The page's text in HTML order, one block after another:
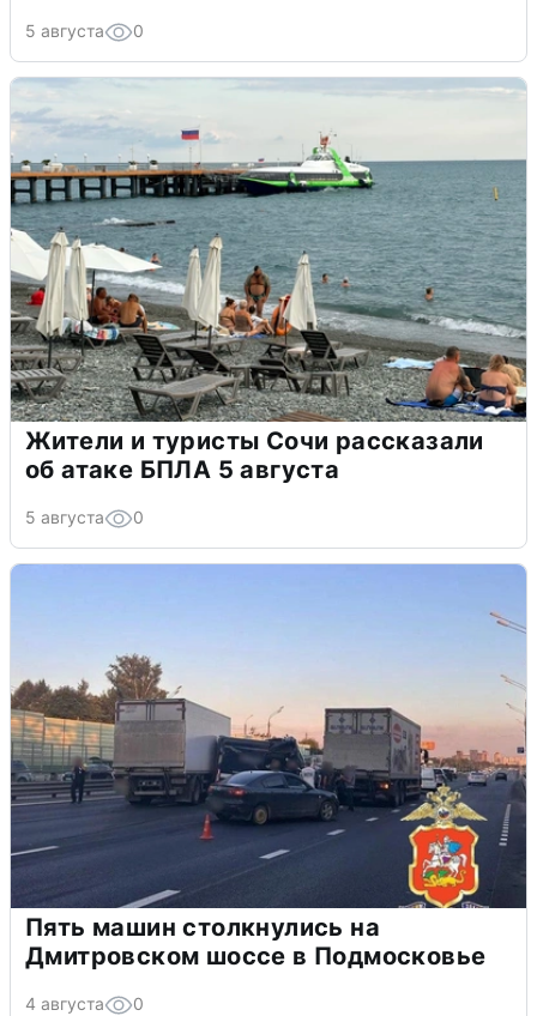
5 августа 0
Жители и туристы Сочи рассказали
об атаке БПЛА 5 августа
5 августа 0
Пять машин столкнулись на
Дмитровском шоссе в Подмосковье
4 августа 0